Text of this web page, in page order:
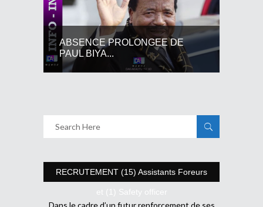
ABSENCE PROLONGEE DE
PAUL BIYA...
RECRUTEMENT (15) Assistants Foreurs
et (1) Safety officer
Dans le cadre d’un futur renforcement de ses